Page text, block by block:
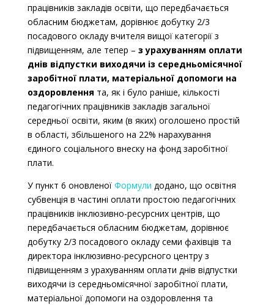
працівників закладів освіти, що передбачається
обласним бюджетам, дорівнює добутку 2/3
посадового окладу вчителя вищої категорії з
підвищенням, але тепер – з урахуванням оплати
днів відпустки виходячи із середньомісячної
заробітної плати, матеріальної допомоги на
оздоровлення та, як і було раніше, кількості
педагогічних працівників закладів загальної
середньої освіти, яким (в яких) оголошено простій
в області, збільшеного на 22% нарахування
єдиного соціального внеску на фонд заробітної
плати.
У пункт 6 оновленої Формули додано, що освітня
субвенція в частині оплати простою педагогічних
працівників інклюзивно-ресурсних центрів, що
передбачається обласним бюджетам, дорівнює
добутку 2/3 посадового окладу семи фахівців та
директора інклюзивно-ресурсного центру з
підвищенням з урахуванням оплати днів відпустки
виходячи із середньомісячної заробітної плати,
матеріальної допомоги на оздоровлення та